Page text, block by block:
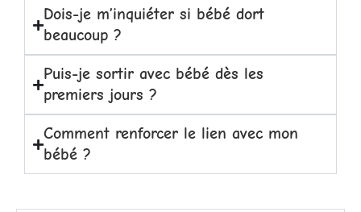
Dois-je m’inquiéter si bébé dort
beaucoup ?
Puis-je sortir avec bébé dès les
premiers jours ?
Comment renforcer le lien avec mon
bébé ?